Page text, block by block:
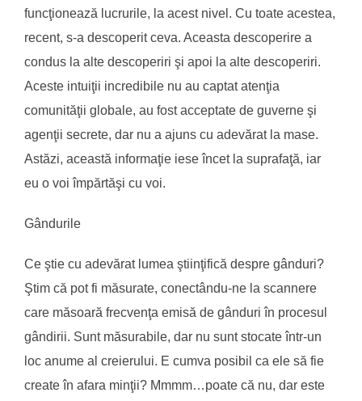
funcţionează lucrurile, la acest nivel. Cu toate acestea,
recent, s-a descoperit ceva. Aceasta descoperire a
condus la alte descoperiri şi apoi la alte descoperiri.
Aceste intuiţii incredibile nu au captat atenţia
comunităţii globale, au fost acceptate de guverne şi
agenţii secrete, dar nu a ajuns cu adevărat la mase.
Astăzi, această informaţie iese încet la suprafaţă, iar
eu o voi împărtăşi cu voi.
Gândurile
Ce ştie cu adevărat lumea ştiinţifică despre gânduri?
Ştim că pot fi măsurate, conectându-ne la scannere
care măsoară frecvenţa emisă de gânduri în procesul
gândirii. Sunt măsurabile, dar nu sunt stocate într-un
loc anume al creierului. E cumva posibil ca ele să fie
create în afara minţii? Mmmm…poate că nu, dar este